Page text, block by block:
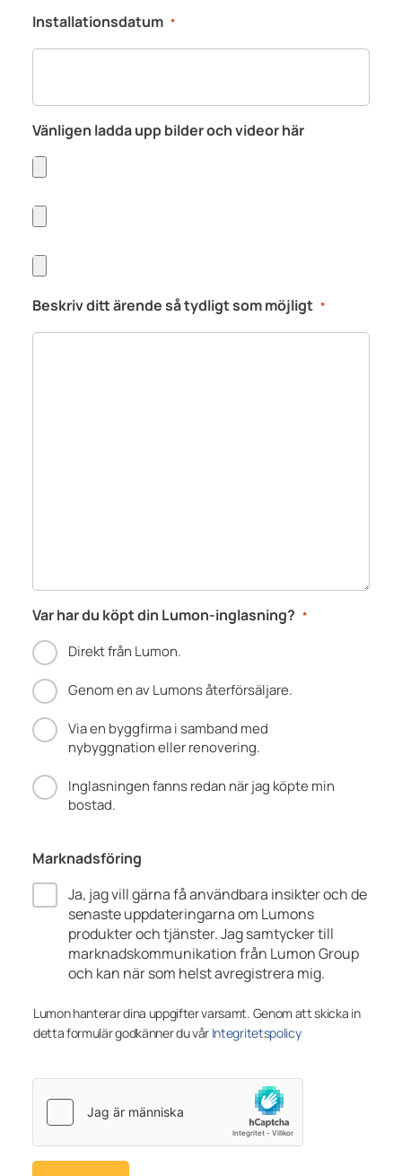
Installationsdatum *
Vänligen ladda upp bilder och videor här
Beskriv ditt ärende så tydligt som möjligt *
Var har du köpt din Lumon-inglasning? *
Direkt från Lumon.
Genom en av Lumons återförsäljare.
Via en byggfirma i samband med
nybyggnation eller renovering.
Inglasningen fanns redan när jag köpte min
bostad.
Marknadsföring
Ja, jag vill gärna få användbara insikter och de
senaste uppdateringarna om Lumons
produkter och tjänster. Jag samtycker till
marknadskommunikation från Lumon Group
och kan när som helst avregistrera mig.
Lumon hanterar dina uppgifter varsamt. Genom att skicka in
detta formulär godkänner du vår Integritetspolicy